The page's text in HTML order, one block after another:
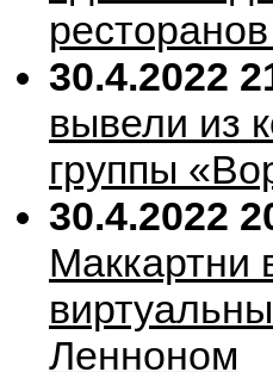
30.4.2022
вывели из
группы
30.4.2022
Маккартни
Ленноном